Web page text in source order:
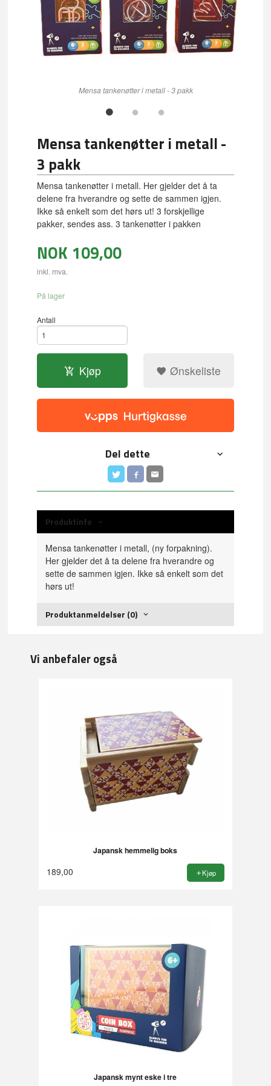
Mensa tankenøtter i metall - 3 pakk
Mensa tankenøtter i metall -
3 pakk
Mensa tankenøtter i metall. Her gjelder det å ta
delene fra hverandre og sette de sammen igjen.
Ikke så enkelt som det hørs ut! 3 forskjellige
pakker, sendes ass. 3 tankenøtter i pakken
NOK 109,00
inkl. mva.
På lager
Antall
Kjøp Ønskeliste
Del dette
Produktinfo
Mensa tankenøtter i metall, (ny forpakning).
Her gjelder det å ta delene fra hverandre og
sette de sammen igjen. Ikke så enkelt som det
hørs ut!
Produktanmeldelser (0)
Vi anbefaler også
Japansk hemmelig boks
189,00 Kjøp
Japansk mynt eske i tre